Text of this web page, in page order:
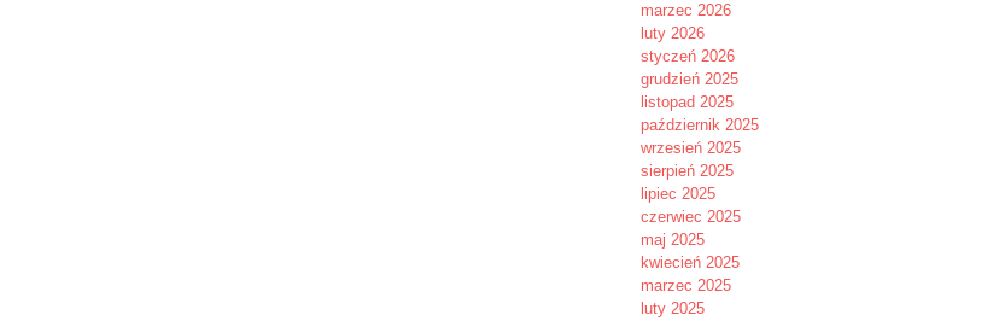
marzec 2026
luty 2026
styczeń 2026
grudzień 2025
listopad 2025
październik 2025
wrzesień 2025
sierpień 2025
lipiec 2025
czerwiec 2025
maj 2025
kwiecień 2025
marzec 2025
luty 2025